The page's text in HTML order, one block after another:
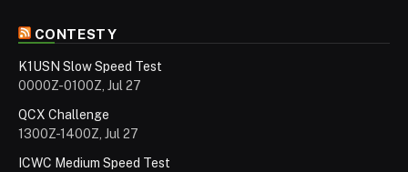
CONTESTY
K1USN Slow Speed Test
0000Z-0100Z, Jul 27
QCX Challenge
1300Z-1400Z, Jul 27
ICWC Medium Speed Test